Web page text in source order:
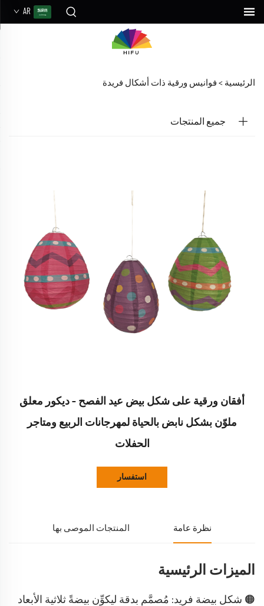
AR
الرئيسية > فوانيس ورقية ذات أشكال فريدة
جميع المنتجات
أفقان ورقية على شكل بيض عيد الفصح – ديكور معلق
ملوّن بشكل نابض بالحياة لمهرجانات الربيع ومتاجر
الحفلات
استفسار
نظرة عامة المنتجات الموصى بها
الميزات الرئيسية
🟠 شكل بيضة فريد: مُصمَّم بدقة ليكوِّن بيضةً ثلاثية الأبعاد